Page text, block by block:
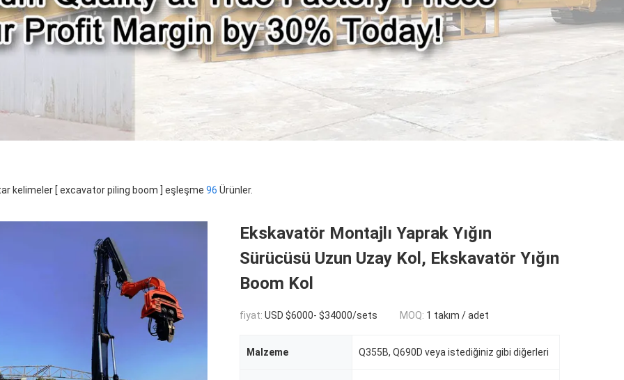
kelimeler [ excavator piling boom ] eşleşme 96 Ürünler.
Ekskavatör Montajlı Yaprak Yığın
Sürücüsü Uzun Uzay Kol, Ekskavatör Yığın
Boom Kol
fiyat: USD $6000- $34000/sets MOQ: 1 takım / adet
Malzeme Q355B, Q690D veya istediğiniz gibi diğerleri